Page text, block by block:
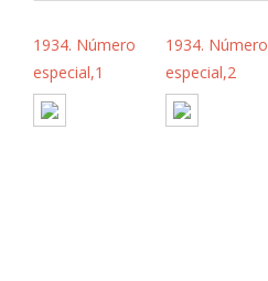
1934. Número
especial,1
1934. Número
especial,2